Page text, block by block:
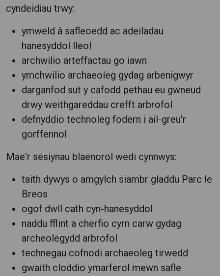
cyndeidiau trwy:
ymweld â safleoedd ac adeiladau
hanesyddol lleol
archwilio arteffactau go iawn
ymchwilio archaeoleg gydag arbenigwyr
darganfod sut y cafodd pethau eu gwneud
drwy weithgareddau crefft arbrofol
defnyddio technoleg fodern i ail-greu'r
gorffennol
Mae'r sesiynau blaenorol wedi cynnwys:
taith dywys o amgylch siambr gladdu Parc le
Breos
ogof dwll cath cyn-hanesyddol
naddu fflint a cherfio cyrn carw gydag
archeolegydd arbrofol
technegau cofnodi archaeoleg tirwedd
gwaith cloddio ymarferol mewn safle